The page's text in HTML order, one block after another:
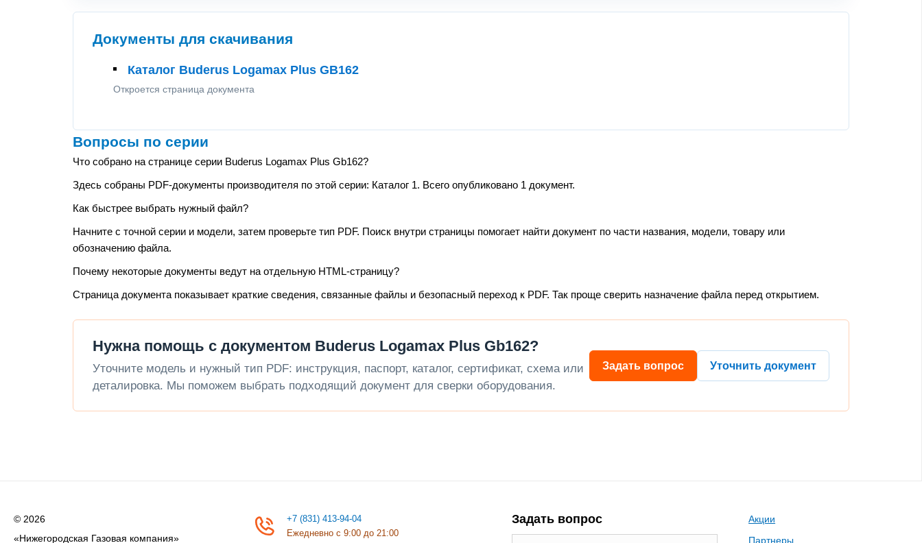
Документы для скачивания
Каталог Buderus Logamax Plus GB162
Откроется страница документа
Вопросы по серии
Что собрано на странице серии Buderus Logamax Plus Gb162?
Здесь собраны PDF-документы производителя по этой серии: Каталог 1. Всего опубликовано 1 документ.
Как быстрее выбрать нужный файл?
Начните с точной серии и модели, затем проверьте тип PDF. Поиск внутри страницы помогает найти документ по части названия, модели, товару или
обозначению файла.
Почему некоторые документы ведут на отдельную HTML-страницу?
Страница документа показывает краткие сведения, связанные файлы и безопасный переход к PDF. Так проще сверить назначение файла перед открытием.
Нужна помощь с документом Buderus Logamax Plus Gb162?
Уточните модель и нужный тип PDF: инструкция, паспорт, каталог, сертификат, схема или
деталировка. Мы поможем выбрать подходящий документ для сверки оборудования.
Задать вопрос Уточнить документ
© 2026
«Нижегородская Газовая компания»
+7 (831) 413-94-04
Ежедневно с 9:00 до 21:00
Задать вопрос
Акции
Партнеры